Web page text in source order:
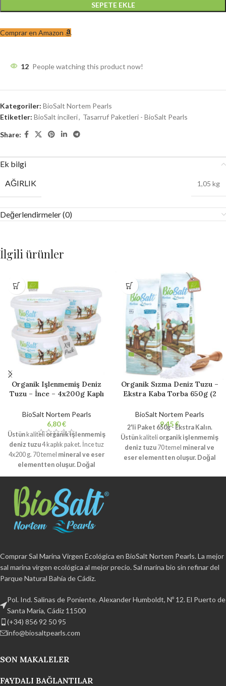
SEPETE EKLE
Comprar en Amazon
12 People watching this product now!
Kategoriler: BioSalt Nortem Pearls
Etiketler: BioSalt incileri, Tasarruf Paketleri - BioSalt Pearls
Share:
Ek bilgi
AĞIRLIK
1,05 kg
Değerlendirmeler (0)
İlgili ürünler
Organik Işlenmemiş Deniz
Tuzu – İnce – 4x200g Kaplı
Tuz. Rafine edilmemiş. Katkı
maddesi içermez.
BioSalt Nortem Pearls
€
Üstün kaliteliorganik işlenmemiş
deniz tuzu4 kaplık paket. İnce tuz
4x200 g. 70 temel mineral ve eser
elementten oluşur. Doğal
kristalleşmeve ıslanma %2'den
az.Rafine edilmemiş
maddesi ve topaklanmayı önleyici
madde içermez.Sertifikalı
organikBPA içermez ve %100 geri
dönüştürülebilir Cadiz Körfezi
Doğal Parkı'ndan el yapımı ürün.
Organik Sızma Deniz Tuzu –
Ekstra Kaba Torba 650g (2
%100 Doğal. Rafine
edilmemiş. Katkı maddesi
içermez.
BioSalt Nortem Pearls
€
2'li Paket 650g - Ekstra Kalın.
Üstün kaliteli organik işlenmemiş
deniz tuzu 70 temel mineral ve
eser elementten oluşur. Doğal
az.Rafine edilmemiş, katkı
Comprar Sal Marina Virgen Ecológica en BioSalt Nortem Pearls. La mejor
sal marina virgen ecológica al mejor precio. Sal marina bio sin refinar del
Parque Natural Bahía de Cádiz.
Pol. Ind. Salinas de Poniente. Alexander Humboldt, Nº 12. El Puerto de
Santa María, Cádiz 11500
(+34) 856 92 50 95
info@biosaltpearls.com
SON MAKALELER
FAYDALI BAĞLANTILAR